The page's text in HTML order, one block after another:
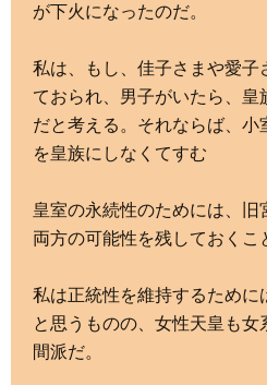
が下火になったのだ。
私は、もし、佳子さまや愛子
ておられ、男子がいたら、皇
だと考える。それならば、小
を皇族にしなくてすむ
皇室の永続性のためには、
両方の可能性を残しておくこ
私は正統性を維持するために
と思うものの、女性天皇も女
間派だ。